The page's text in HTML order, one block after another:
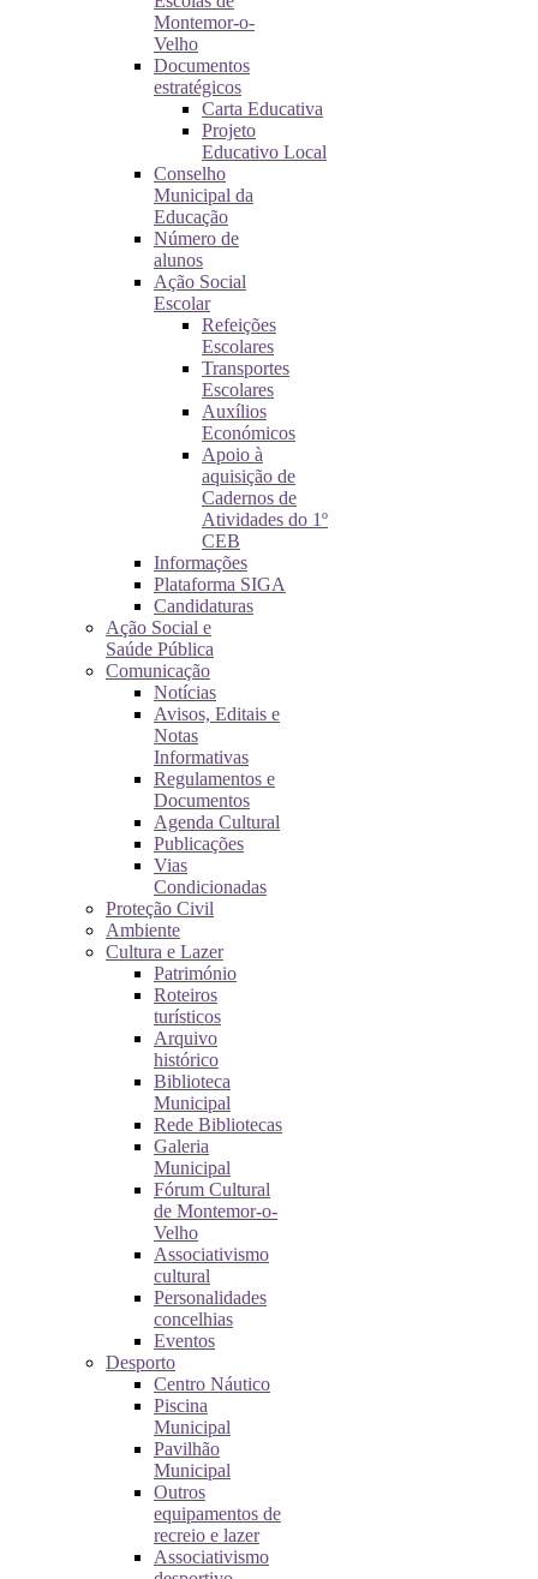
Montemor-o-
Velho
Documentos
estratégicos
Carta Educativa
Projeto
Educativo Local
Conselho
Municipal da
Educação
Número de
alunos
Ação Social
Escolar
Refeições
Escolares
Transportes
Escolares
Auxílios
Económicos
Apoio à
aquisição de
Cadernos de
Atividades do 1º
CEB
Informações
Plataforma SIGA
Candidaturas
Ação Social e
Saúde Pública
Comunicação
Notícias
Avisos, Editais e
Notas
Informativas
Regulamentos e
Documentos
Agenda Cultural
Publicações
Vias
Condicionadas
Proteção Civil
Ambiente
Cultura e Lazer
Património
Roteiros
turísticos
Arquivo
histórico
Biblioteca
Municipal
Rede Bibliotecas
Galeria
Municipal
Fórum Cultural
de Montemor-o-
Velho
Associativismo
cultural
Personalidades
concelhias
Eventos
Desporto
Centro Náutico
Piscina
Municipal
Pavilhão
Municipal
Outros
equipamentos de
recreio e lazer
Associativismo